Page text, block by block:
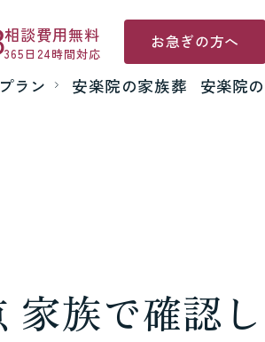
相談費用無料
365日24時間対応
お急ぎの方へ
ラン 安楽院の家族葬 安楽院
家族で確認